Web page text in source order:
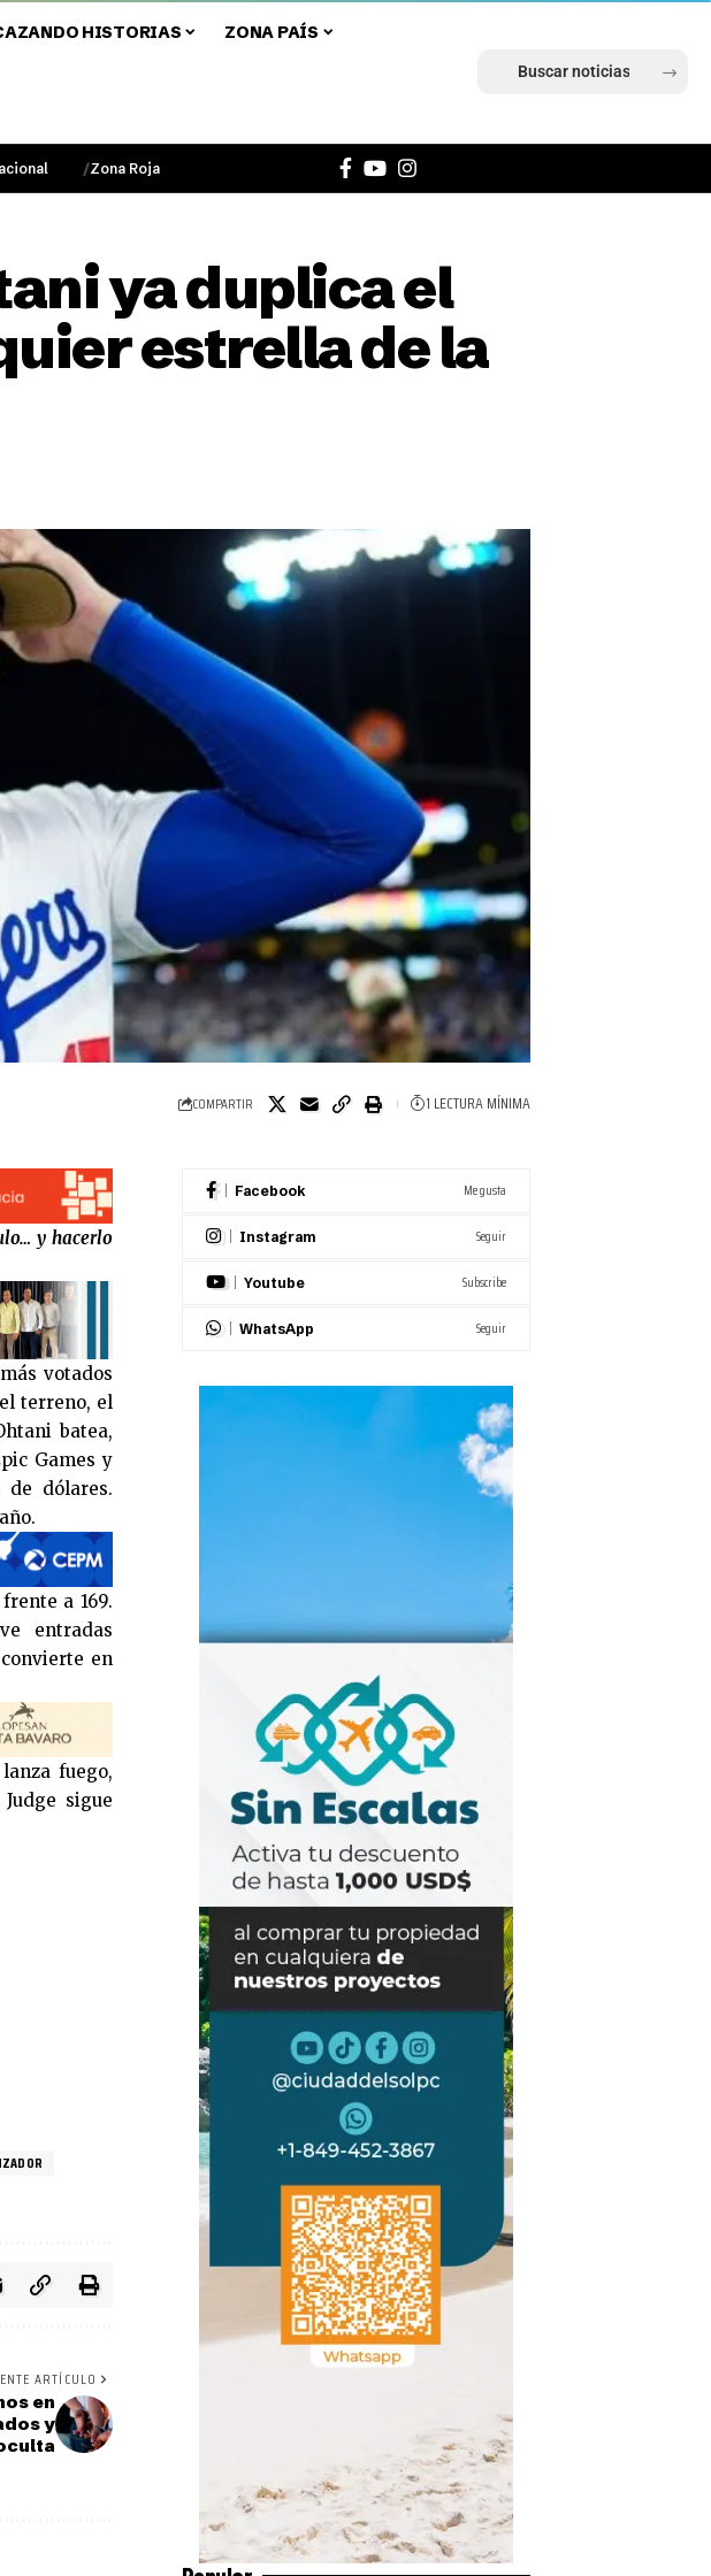
HISTORIAS ZONA PAÍS
Zona Roja
ya duplica el
estrella de la
COMPARTIR 1 LECTURA MÍNIMA
y hacerlo
votados
terreno, el
batea,
Games y
de dólares.
a 169.
entradas
en
fuego,
sigue
ARTÍCULO
en
y
Facebook Me gusta
Instagram Seguir
Youtube Subscribe
WhatsApp Seguir